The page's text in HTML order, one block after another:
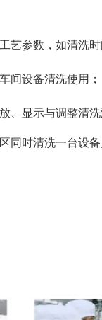
艺参数，如清洗
间设备清洗使用 ；
、显示与调整清洗
同时清洗一台设